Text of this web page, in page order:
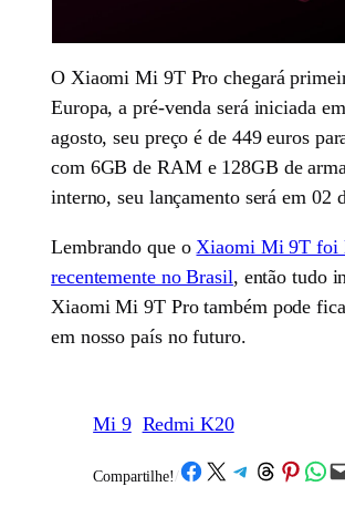
O Xiaomi Mi 9T Pro chegará
Europa, a pré-venda será iniciada
agosto, seu preço é de 449 euros
com 6GB de RAM e 128GB de
interno, seu lançamento será em 02
Lembrando que oXiaomi Mi 9T foi
recentemente no Brasil, então tudo
Xiaomi Mi 9T Pro também pode
em nosso país no futuro.
Mi 9 Redmi K20
Compartilhe!/Share on Facebook
Share on X Share on Telegram
Share on Threads
Share on Pinterest
Share on
Email